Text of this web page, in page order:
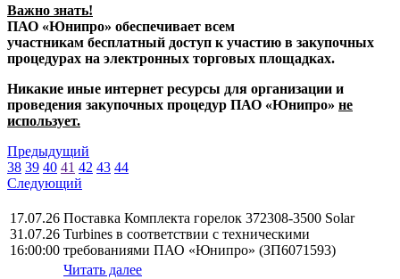
Важно знать!
ПАО «Юнипро» обеспечивает всем
участникам бесплатный доступ к участию в закупочных
процедурах на электронных торговых площадках.
Никакие иные интернет ресурсы для организации и
проведения закупочных процедур ПАО «Юнипро» не
использует.
Предыдущий
38 39 40 41 42 43 44
Следующий
17.07.26
31.07.26
16:00:00
Поставка Комплекта горелок 372308-3500 Solar
Turbines в соответствии с техническими
требованиями ПАО «Юнипро» (ЗП6071593)
Читать далее